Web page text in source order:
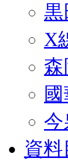
黒
X
今
資